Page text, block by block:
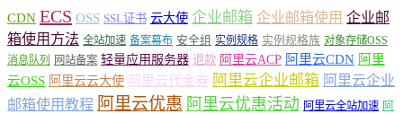
CDN ECS OSS SSL证书 云大使 企业邮箱 企业邮箱使用 企业邮
箱使用方法 全站加速 备案幕布 安全组 实例规格 实例规格族 对象存储OSS
消息队列
网站备案 轻量应用服务器 退款 阿里云ACP 阿里云CDN 阿里
云OSS 阿里云云大使 阿里云代金券 阿里云企业邮箱 阿里云企业
邮箱使用教程 阿里云优惠 阿里云优惠活动 阿里云全站加速 阿